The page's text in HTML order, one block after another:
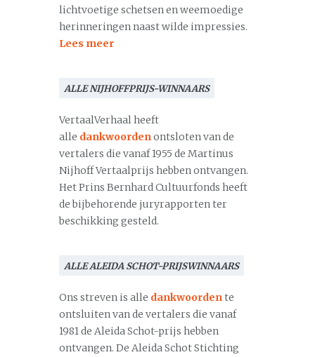
lichtvoetige schetsen en weemoedige
herinneringen naast wilde impressies.
Lees meer
ALLE NIJHOFFPRIJS-WINNAARS
VertaalVerhaal heeft
alle dankwoordenontsloten van de
vertalers die vanaf 1955 de Martinus
Nijhoff Vertaalprijs hebben ontvangen.
Het Prins Bernhard Cultuurfonds heeft
de bijbehorende juryrapporten ter
beschikking gesteld.
ALLE ALEIDA SCHOT-PRIJSWINNAARS
Ons streven is alle dankwoordente
ontsluiten van de vertalers die vanaf
1981 de Aleida Schot-prijs hebben
ontvangen. De Aleida Schot Stichting